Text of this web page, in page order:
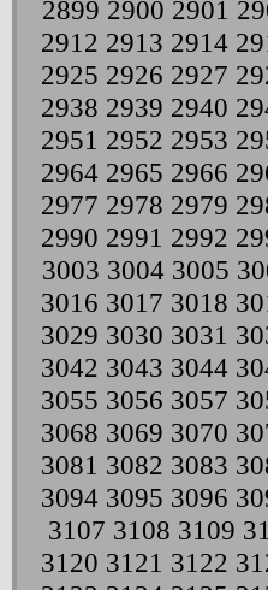
2899 2900 2901
2912 2913 2914
2925 2926 2927
2938 2939 2940
2951 2952 2953
2964 2965 2966
2977 2978 2979
2990 2991 2992
3003 3004 3005
3016 3017 3018
3029 3030 3031
3042 3043 3044
3055 3056 3057
3068 3069 3070
3081 3082 3083
3094 3095 3096
3107 3108 3109
3120 3121 3122